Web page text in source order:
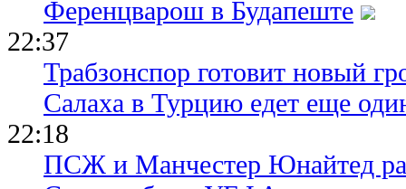
Ференцварош в Будапеште
22:37
Трабзонспор готовит новый
Салаха в Турцию едет еще
22:18
ПСЖ и Манчестер Юнайтед